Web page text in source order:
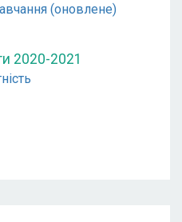
(оновлене)
2020-2021